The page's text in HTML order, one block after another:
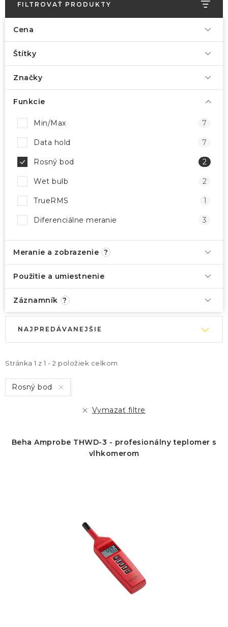
FILTROVAŤ PRODUKTY
Cena
Štítky
Značky
Funkcie
Min/Max 7
Data hold 7
Rosný bod 2
Wet bulb 2
TrueRMS 1
Diferenciálne meranie 3
Meranie a zobrazenie ?
Použitie a umiestnenie
Záznamník ?
i
s
p
d
Stránka 1 z 1 - 2 položiek celkom
e
n
i
NAJPREDÁVANEJŠIE
Rosný bod
Vymazať filtre
Beha Amprobe THWD-3 - profesionálny teplomer s
vlhkomerom